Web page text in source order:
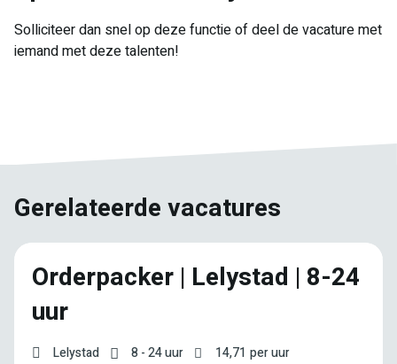
Solliciteer dan snel op deze functie of deel de vacature met
iemand met deze talenten!
Gerelateerde vacatures
Orderpacker | Lelystad | 8-24
uur
Lelystad 8 - 24 uur 14,71 per uur